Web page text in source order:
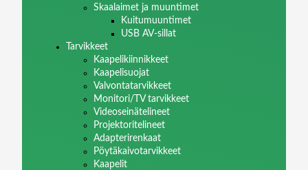
Skaalaimet ja muuntimet
Kuitumuuntimet
USB AV-sillat
Tarvikkeet
Kaapelikiinnikkeet
Kaapelisuojat
Valvontatarvikkeet
Monitori/TV tarvikkeet
Videoseinätelineet
Projektoritelineet
Adapterirenkaat
Pöytäkaivotarvikkeet
Kaapelit